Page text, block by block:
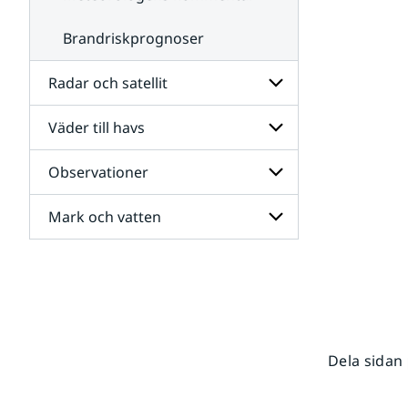
Brandriskprognoser
Radar och satellit
Undersidor
för
Radar
och
satellit
Väder till havs
Undersidor
för
Väder
till
havs
Observationer
Undersidor
för
Mark och vatten
Dela sidan